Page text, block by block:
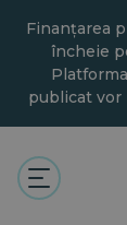
conținutul
principal
Finanțarea
încheie
publicat vor